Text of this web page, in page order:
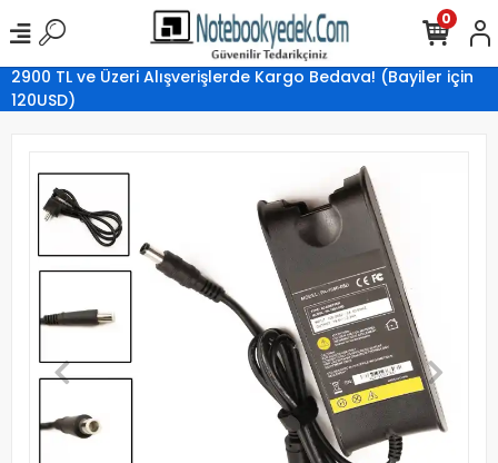
2900 TL ve Üzeri Alışverişlerde Kargo Bedava! (Bayiler için
120USD)
0